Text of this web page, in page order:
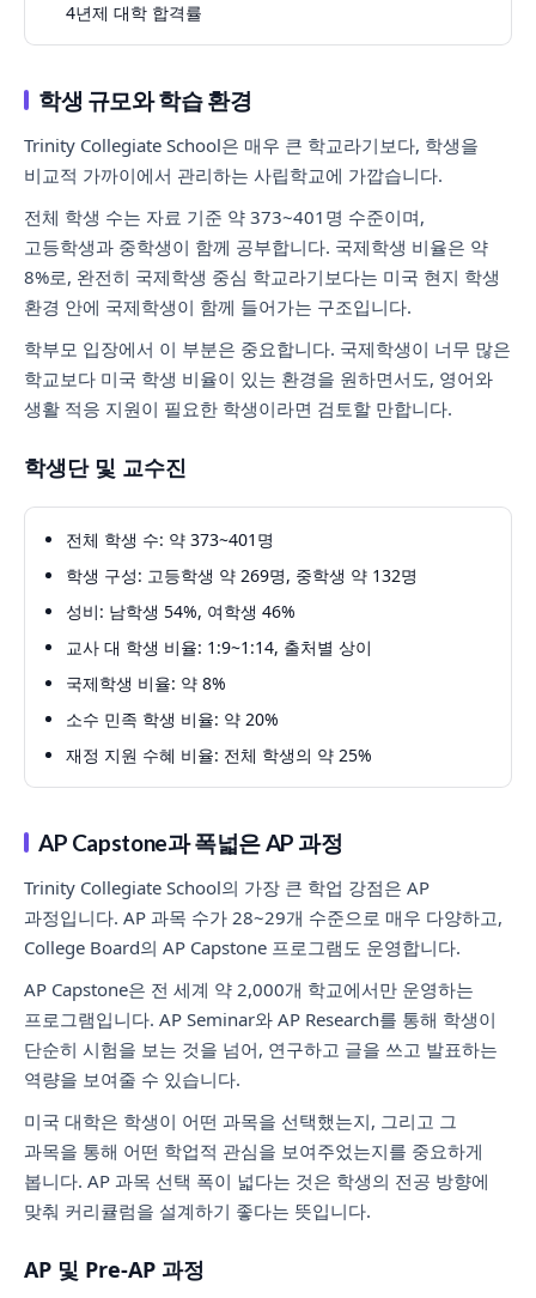
4년제 대학 합격률
학생 규모와 학습 환경
Trinity Collegiate School은 매우 큰 학교라기보다, 학생을
비교적 가까이에서 관리하는 사립학교에 가깝습니다.
전체 학생 수는 자료 기준 약 373~401명 수준이며,
고등학생과 중학생이 함께 공부합니다. 국제학생 비율은 약
8%로, 완전히 국제학생 중심 학교라기보다는 미국 현지 학생
환경 안에 국제학생이 함께 들어가는 구조입니다.
학부모 입장에서 이 부분은 중요합니다. 국제학생이 너무 많은
학교보다 미국 학생 비율이 있는 환경을 원하면서도, 영어와
생활 적응 지원이 필요한 학생이라면 검토할 만합니다.
학생단 및 교수진
전체 학생 수: 약 373~401명
학생 구성: 고등학생 약 269명, 중학생 약 132명
성비: 남학생 54%, 여학생 46%
교사 대 학생 비율: 1:9~1:14, 출처별 상이
국제학생 비율: 약 8%
소수 민족 학생 비율: 약 20%
재정 지원 수혜 비율: 전체 학생의 약 25%
AP Capstone과 폭넓은 AP 과정
Trinity Collegiate School의 가장 큰 학업 강점은 AP
과정입니다. AP 과목 수가 28~29개 수준으로 매우 다양하고,
College Board의 AP Capstone 프로그램도 운영합니다.
AP Capstone은 전 세계 약 2,000개 학교에서만 운영하는
프로그램입니다. AP Seminar와 AP Research를 통해 학생이
단순히 시험을 보는 것을 넘어, 연구하고 글을 쓰고 발표하는
역량을 보여줄 수 있습니다.
미국 대학은 학생이 어떤 과목을 선택했는지, 그리고 그
과목을 통해 어떤 학업적 관심을 보여주었는지를 중요하게
봅니다. AP 과목 선택 폭이 넓다는 것은 학생의 전공 방향에
맞춰 커리큘럼을 설계하기 좋다는 뜻입니다.
AP 및 Pre-AP 과정